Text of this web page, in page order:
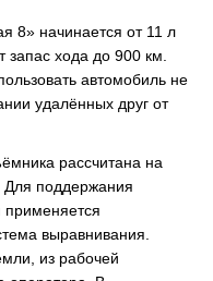
8» начинается от 11 л
запас хода до 900 км.
автомобиль не
удалённых друг от
рассчитана на
Для поддержания
применяется
выравнивания.
из рабочей